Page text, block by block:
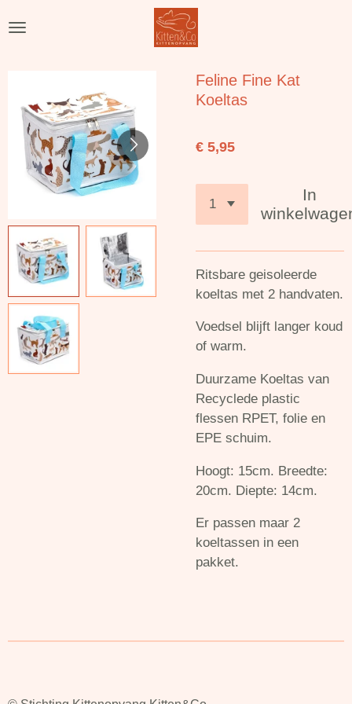
direct
hoofdinhoud
Feline Fine Kat
Koeltas
€ 5,95
In
Ritsbare geisoleerde
koeltas met 2 handvaten.
Voedsel blijft langer koud
of warm.
Duurzame Koeltas van
Recyclede plastic
flessen RPET, folie en
EPE schuim.
Hoogt: 15cm. Breedte:
20cm. Diepte: 14cm.
Er passen maar 2
koeltassen in een
pakket.